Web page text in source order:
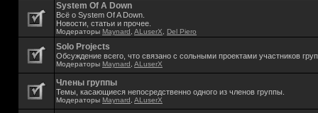
System Of A Down
Всё о System Of A Down.
Новости, статьи и прочее.
Модераторы Maynard ALuserX Del Piero
Solo Projects
Обсуждение всего, что связано с сольными проектами участников
Модераторы Maynard ALuserX
Члены группы
Темы, касающиеся непосредственно одного из членов группы.
Модераторы Maynard ALuserX